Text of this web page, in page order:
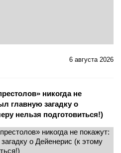
6 августа 2026
никогда не
главную загадку о
нельзя подготовиться!)